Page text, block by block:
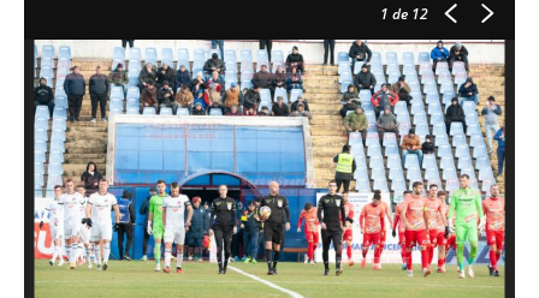
1 de 12